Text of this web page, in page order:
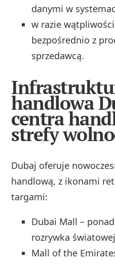
danymi w
w razie
bezpośrednio z
sprzedawcą.
handlowa
centra
strefy
Dubaj oferuje
handlową, z ikonami
targami:
Dubai Mall –
rozrywka
Mall of the